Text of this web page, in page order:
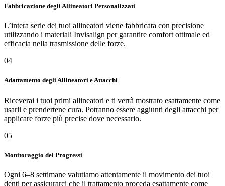
Fabbricazione degli Allineatori Personalizzati
L’intera serie dei tuoi allineatori viene fabbricata con precisione
utilizzando i materiali Invisalign per garantire comfort ottimale ed
efficacia nella trasmissione delle forze.
04
Adattamento degli Allineatori e Attacchi
Riceverai i tuoi primi allineatori e ti verrà mostrato esattamente come
usarli e prendertene cura. Potranno essere aggiunti degli attacchi per
applicare forze più precise dove necessario.
05
Monitoraggio dei Progressi
Ogni 6–8 settimane valutiamo attentamente il movimento dei tuoi
denti per assicurarci che il trattamento proceda esattamente come